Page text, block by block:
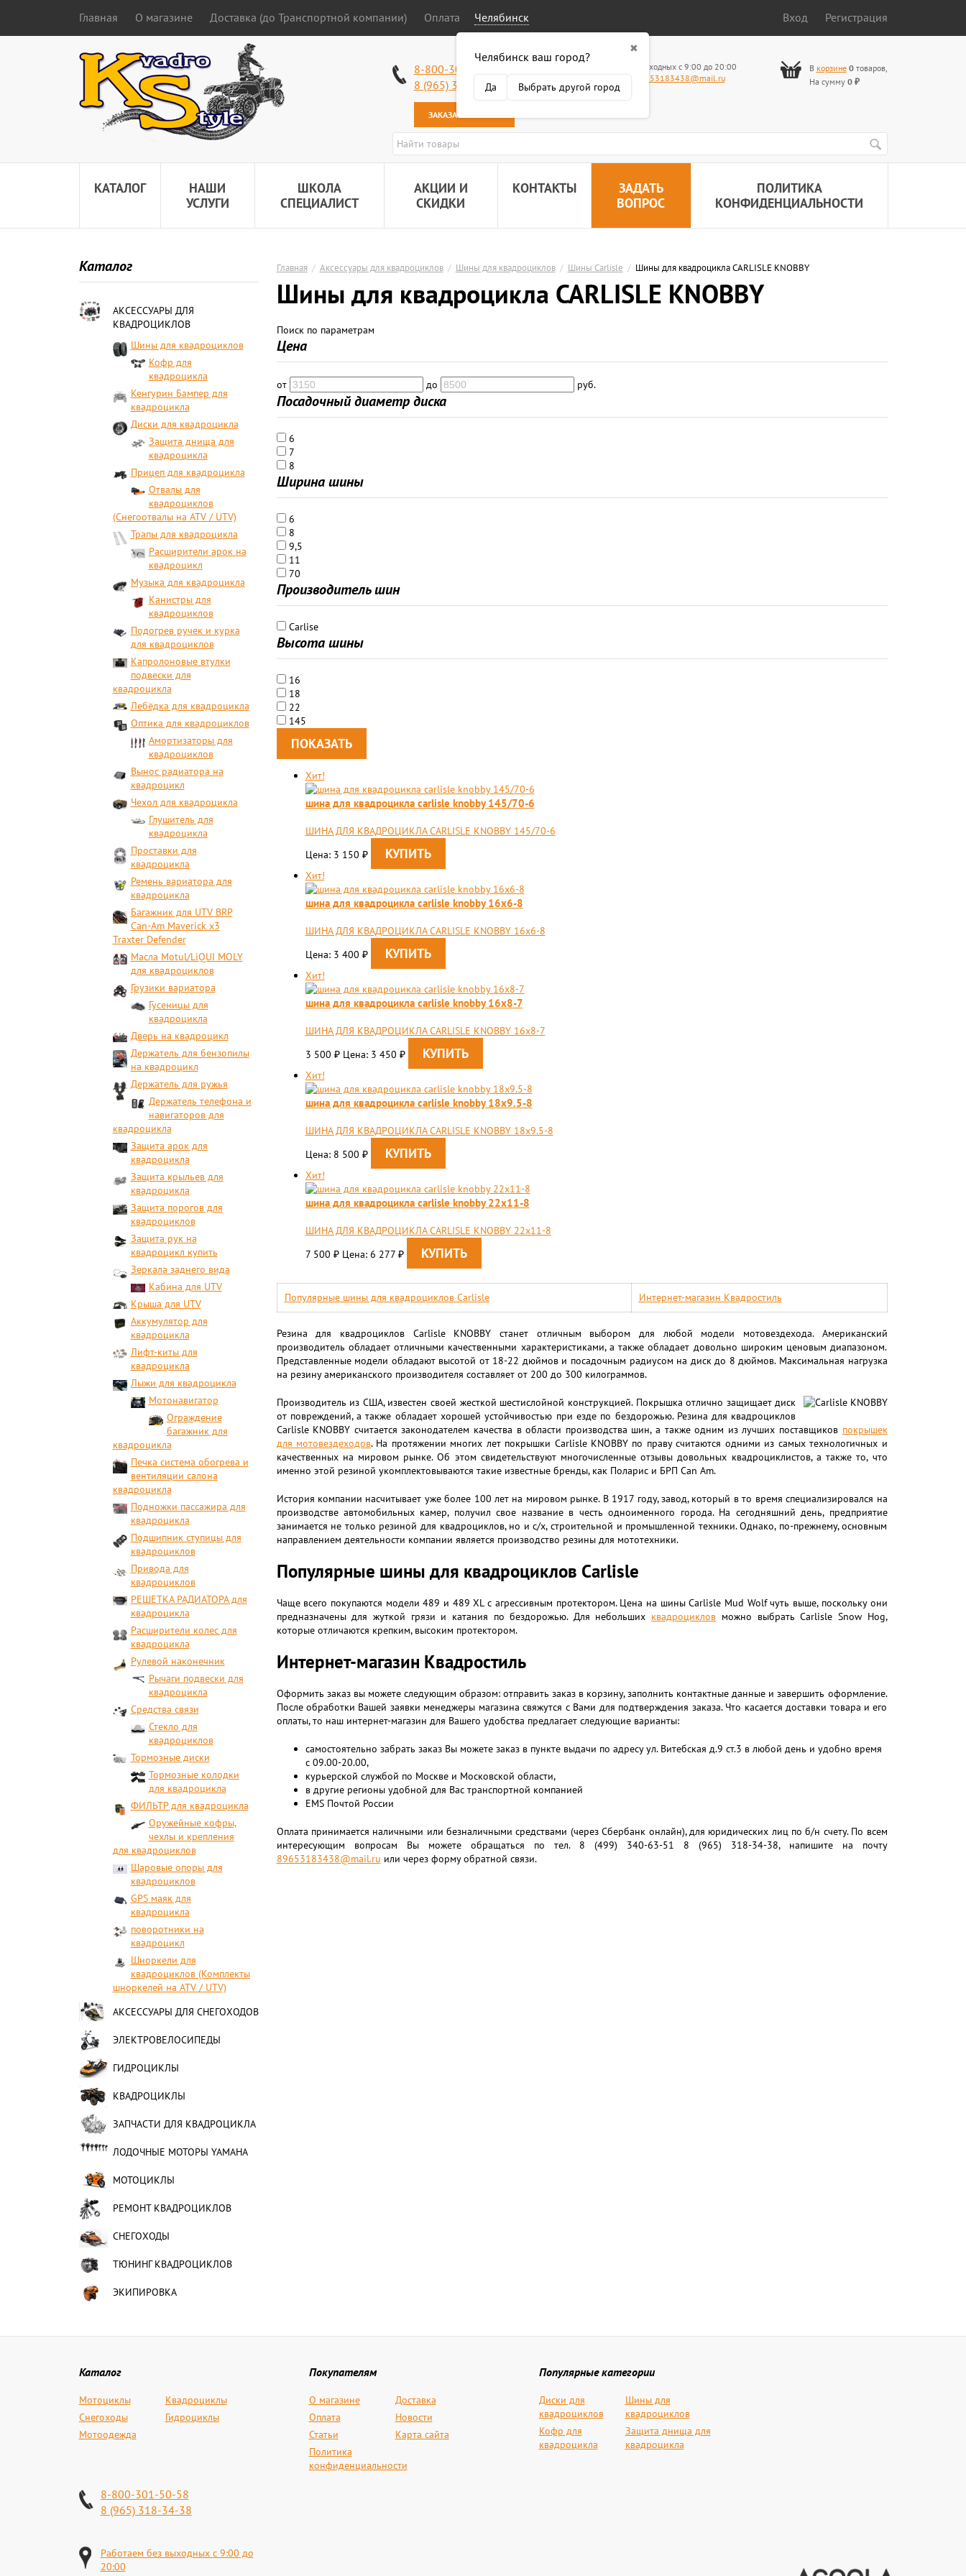
Главная О магазине Доставка (до Транспортной компании) Оплата Челябинск
✖
Челябинск ваш город?
Да Выбрать другой город
Вход Регистрация
8-800-301-50-58
8 (965) 318-34-38
ЗАКАЗАТЬ ЗВОНОК
Работаем без выходных с 9:00 до 20:00
89653183438@mail.ru
В корзине 0товаров,
На сумму 0 ₽
КАТАЛОГ
НАШИ
УСЛУГИ
ШКОЛА
СПЕЦИАЛИСТ
АКЦИИ И
СКИДКИ
КОНТАКТЫ
ЗАДАТЬ
ВОПРОС
ПОЛИТИКА
КОНФИДЕНЦИАЛЬНОСТИ
Каталог
АКСЕССУАРЫ ДЛЯ
КВАДРОЦИКЛОВ
Шины для квадроциклов
Кофр для
квадроцикла
Кенгурин Бампер для
квадроцикла
Диски для квадроцикла
Защита днища для
квадроцикла
Прицеп для квадроцикла
Отвалы для
квадроциклов
(Снегоотвалы на ATV / UTV)
Трапы для квадроцикла
Расширители арок на
квадроцикл
Музыка для квадроцикла
Канистры для
квадроциклов
Подогрев ручек и курка
для квадроциклов
Капролоновые втулки
подвески для
квадроцикла
Лебёдка для квадроцикла
Оптика для квадроциклов
Амортизаторы для
квадроциклов
Вынос радиатора на
квадроцикл
Чехол для квадроцикла
Глушитель для
квадроцикла
Проставки для
квадроцикла
Ремень вариатора для
квадроцикла
Багажник для UTV BRP
Can-Am Maverick x3
Traxter Defender
Масла Motul/LiQUI MOLY
для квадроциклов
Грузики вариатора
Гусеницы для
квадроцикла
Дверь на квадроцикл
Держатель для бензопилы
на квадроцикл
Держатель для ружья
Держатель телефона и
навигаторов для
квадроцикла
Защита арок для
квадроцикла
Защита крыльев для
квадроцикла
Защита порогов для
квадроциклов
Защита рук на
квадроцикл купить
Зеркала заднего вида
Кабина для UTV
Крыша для UTV
Аккумулятор для
квадроцикла
Лифт-киты для
квадроцикла
Лыжи для квадроцикла
Мотонавигатор
Ограждение
багажник для
квадроцикла
Печка система обогрева и
вентиляции салона
квадроцикла
Подножки пассажира для
квадроцикла
Подшипник ступицы для
квадроциклов
Привода для
квадроциклов
РЕШЕТКА РАДИАТОРА для
квадроцикла
Расширители колес для
квадроцикла
Рулевой наконечник
Рычаги подвески для
квадроцикла
Средства связи
Стекло для
квадроциклов
Тормозные диски
Тормозные колодки
для квадроцикла
ФИЛЬТР для квадроцикла
Оружейные кофры,
чехлы и крепления
для квадроциклов
Шаровые опоры для
квадроциклов
GPS маяк для
квадроцикла
поворотники на
квадроцикл
Шноркели для
квадроциклов (Комплекты
шноркелей на ATV / UTV)
АКСЕССУАРЫ ДЛЯ СНЕГОХОДОВ
ЭЛЕКТРОВЕЛОСИПЕДЫ
ГИДРОЦИКЛЫ
КВАДРОЦИКЛЫ
ЗАПЧАСТИ ДЛЯ КВАДРОЦИКЛА
ЛОДОЧНЫЕ МОТОРЫ YAMAHA
МОТОЦИКЛЫ
РЕМОНТ КВАДРОЦИКЛОВ
СНЕГОХОДЫ
ТЮНИНГ КВАДРОЦИКЛОВ
ЭКИПИРОВКА
Главная / Аксессуары для квадроциклов / Шины для квадроциклов / Шины Carlisle / Шины для квадроцикла CARLISLE KNOBBY
Шины для квадроцикла CARLISLE KNOBBY
Поиск по параметрам
Цена
от до руб.
Посадочный диаметр диска
6
7
8
Ширина шины
6
8
9,5
11
70
Производитель шин
Carlise
Высота шины
16
18
22
145
Хит!
шина для квадроцикла carlisle knobby 145/70-6
ШИНА ДЛЯ КВАДРОЦИКЛА CARLISLE KNOBBY 145/70-6
Цена: 3 150 ₽
Хит!
шина для квадроцикла carlisle knobby 16х6-8
ШИНА ДЛЯ КВАДРОЦИКЛА CARLISLE KNOBBY 16х6-8
Цена: 3 400 ₽
Хит!
шина для квадроцикла carlisle knobby 16x8-7
ШИНА ДЛЯ КВАДРОЦИКЛА CARLISLE KNOBBY 16x8-7
3 500 ₽ Цена: 3 450 ₽
Хит!
шина для квадроцикла carlisle knobby 18x9.5-8
ШИНА ДЛЯ КВАДРОЦИКЛА CARLISLE KNOBBY 18x9.5-8
Цена: 8 500 ₽
Хит!
шина для квадроцикла carlisle knobby 22x11-8
ШИНА ДЛЯ КВАДРОЦИКЛА CARLISLE KNOBBY 22x11-8
7 500 ₽ Цена: 6 277 ₽
Популярные шины для квадроциклов Carlisle Интернет-магазин Квадростиль
Резина для квадроциклов Carlisle KNOBBY станет отличным выбором для любой модели мотовездехода. Американский
производитель обладает отличными качественными характеристиками, а также обладает довольно широким ценовым диапазоном.
Представленные модели обладают высотой от 18-22 дюймов и посадочным радиусом на диск до 8 дюймов. Максимальная нагрузка
на резину американского производителя составляет от 200 до 300 килограммов.
Производитель из США, известен своей жесткой шестислойной конструкцией. Покрышка отлично защищает диск
от повреждений, а также обладает хорошей устойчивостью при езде по бездорожью. Резина для квадроциклов
Carlisle KNOBBY считается законодателем качества в области производства шин, а также одним из лучших поставщиков покрышек
для мотовездеходов. На протяжении многих лет покрышки Carlisle KNOBBY по праву считаются одними из самых технологичных и
качественных на мировом рынке. Об этом свидетельствуют многочисленные отзывы довольных квадроциклистов, а также то, что
именно этой резиной укомплектовываются такие известные бренды, как Поларис и БРП Can Am.
История компании насчитывает уже более 100 лет на мировом рынке. В 1917 году, завод, который в то время специализировался на
производстве автомобильных камер, получил свое название в честь одноименного города. На сегодняшний день, предприятие
занимается не только резиной для квадроциклов, но и с/х, строительной и промышленной техники. Однако, по-прежнему, основным
направлением деятельности компании является производство резины для мототехники.
Популярные шины для квадроциклов Carlisle
Чаще всего покупаются модели 489 и 489 XL с агрессивным протектором. Цена на шины Carlisle Mud Wolf чуть выше, поскольку они
предназначены для жуткой грязи и катания по бездорожью. Для небольших квадроциклов можно выбрать Carlisle Snow Hog,
которые отличаются крепким, высоким протектором.
Интернет-магазин Квадростиль
Оформить заказ вы можете следующим образом: отправить заказ в корзину, заполнить контактные данные и завершить оформление.
После обработки Вашей заявки менеджеры магазина свяжутся с Вами для подтверждения заказа. Что касается доставки товара и его
оплаты, то наш интернет-магазин для Вашего удобства предлагает следующие варианты:
самостоятельно забрать заказ Вы можете заказ в пункте выдачи по адресу ул. Витебская д.9 ст.3 в любой день и удобно время
с 09.00-20.00,
курьерской службой по Москве и Московской области,
в другие регионы удобной для Вас транспортной компанией
EMS Почтой России
Оплата принимается наличными или безналичными средствами (через Сбербанк онлайн), для юридических лиц по б/н счету. По всем
интересующим вопросам Вы можете обращаться по тел. 8 (499) 340-63-51 8 (965) 318-34-38, напишите на почту
89653183438@mail.ru или через форму обратной связи.
Каталог
Мотоциклы
Квадроциклы
Снегоходы
Гидроциклы
Мотоодежда
Покупателям
О магазине
Доставка
Оплата
Новости
Статьи
Карта сайта
Политика
конфиденциальности
Популярные категории
Диски для
квадроциклов
Шины для
квадроциклов
Кофр для
квадроцикла
Защита днища для
квадроцикла
8-800-301-50-58
8 (965) 318-34-38
Работаем без выходных с 9:00 до
20:00